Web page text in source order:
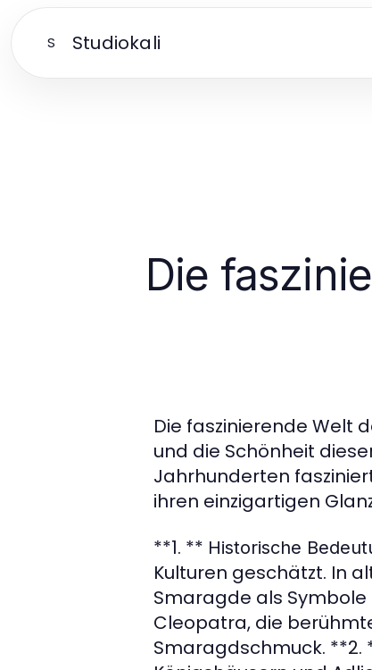
S Studiokali
Die
Die faszinierende Welt
und die Schönheit
Jahrhunderten
ihren einzigartigen
**1. ** Historische
Kulturen geschätzt. In
Smaragde als
Cleopatra, die
Smaragdschmuck. **2.